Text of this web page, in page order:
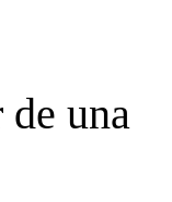
una